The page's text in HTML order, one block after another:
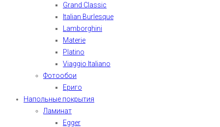
Grand Classic
Italian Burlesque
Lamborghini
Materie
Platino
Viaggio Italiano
Фотообои
Ериго
Напольные покрытия
Ламинат
Egger